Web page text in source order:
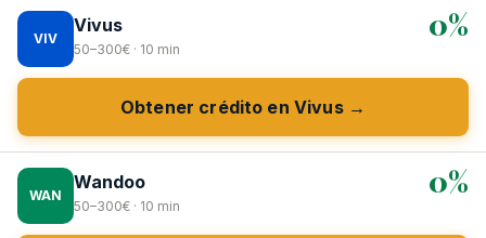
VIV
Vivus
50–300€ · 10 min
0%
Obtener crédito en Vivus →
WAN
Wandoo
50–300€ · 10 min
0%